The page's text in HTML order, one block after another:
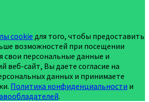
cookie для того, чтобы предоставить
возможностей при посещении
свои персональные данные и
веб-сайт, Вы даете согласие на
данных и принимаете
Политика конфиденциальности и
.